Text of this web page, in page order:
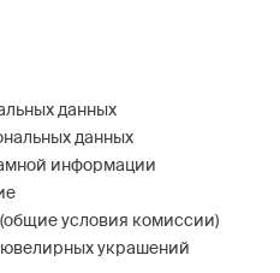
данных
данных
информации
условия комиссии)
ювелирных украшений